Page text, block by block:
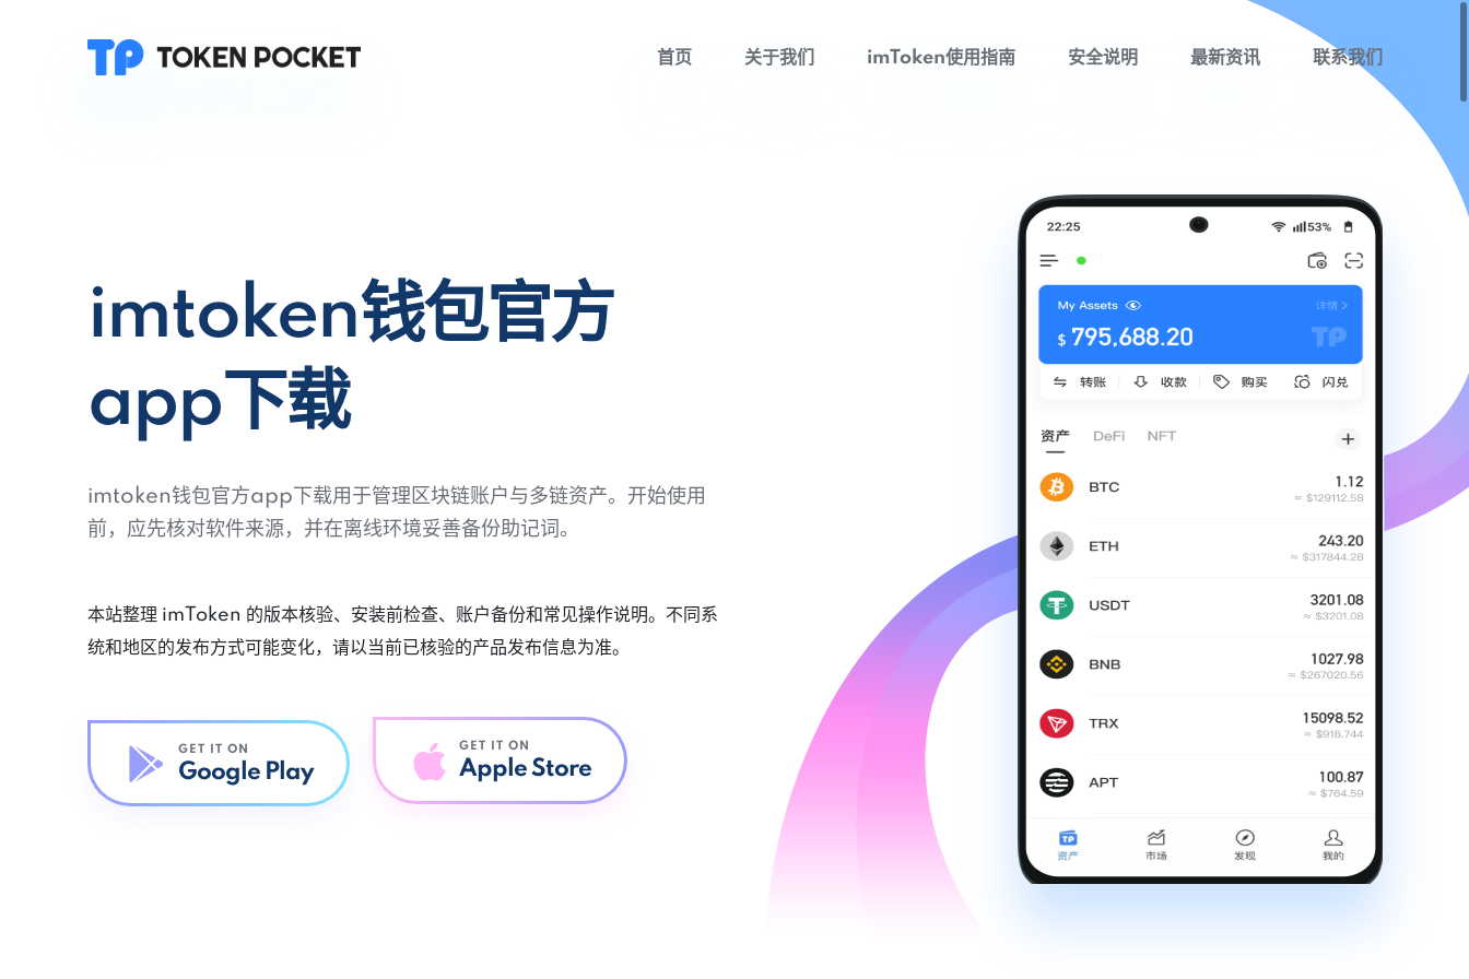
首页 关于我们 imToken使用指南 安全说明 最新资讯 联系我们
imtoken钱包官方
app下载
imtoken钱包官方app下载用于管理区块链账户与多链资产。开始使用
前，应先核对软件来源，并在离线环境妥善备份助记词。
本站整理 imToken 的版本核验、安装前检查、账户备份和常见操作说明。不同系
统和地区的发布方式可能变化，请以当前已核验的产品发布信息为准。
GET IT ON
Google Play
GET IT ON
Apple Store